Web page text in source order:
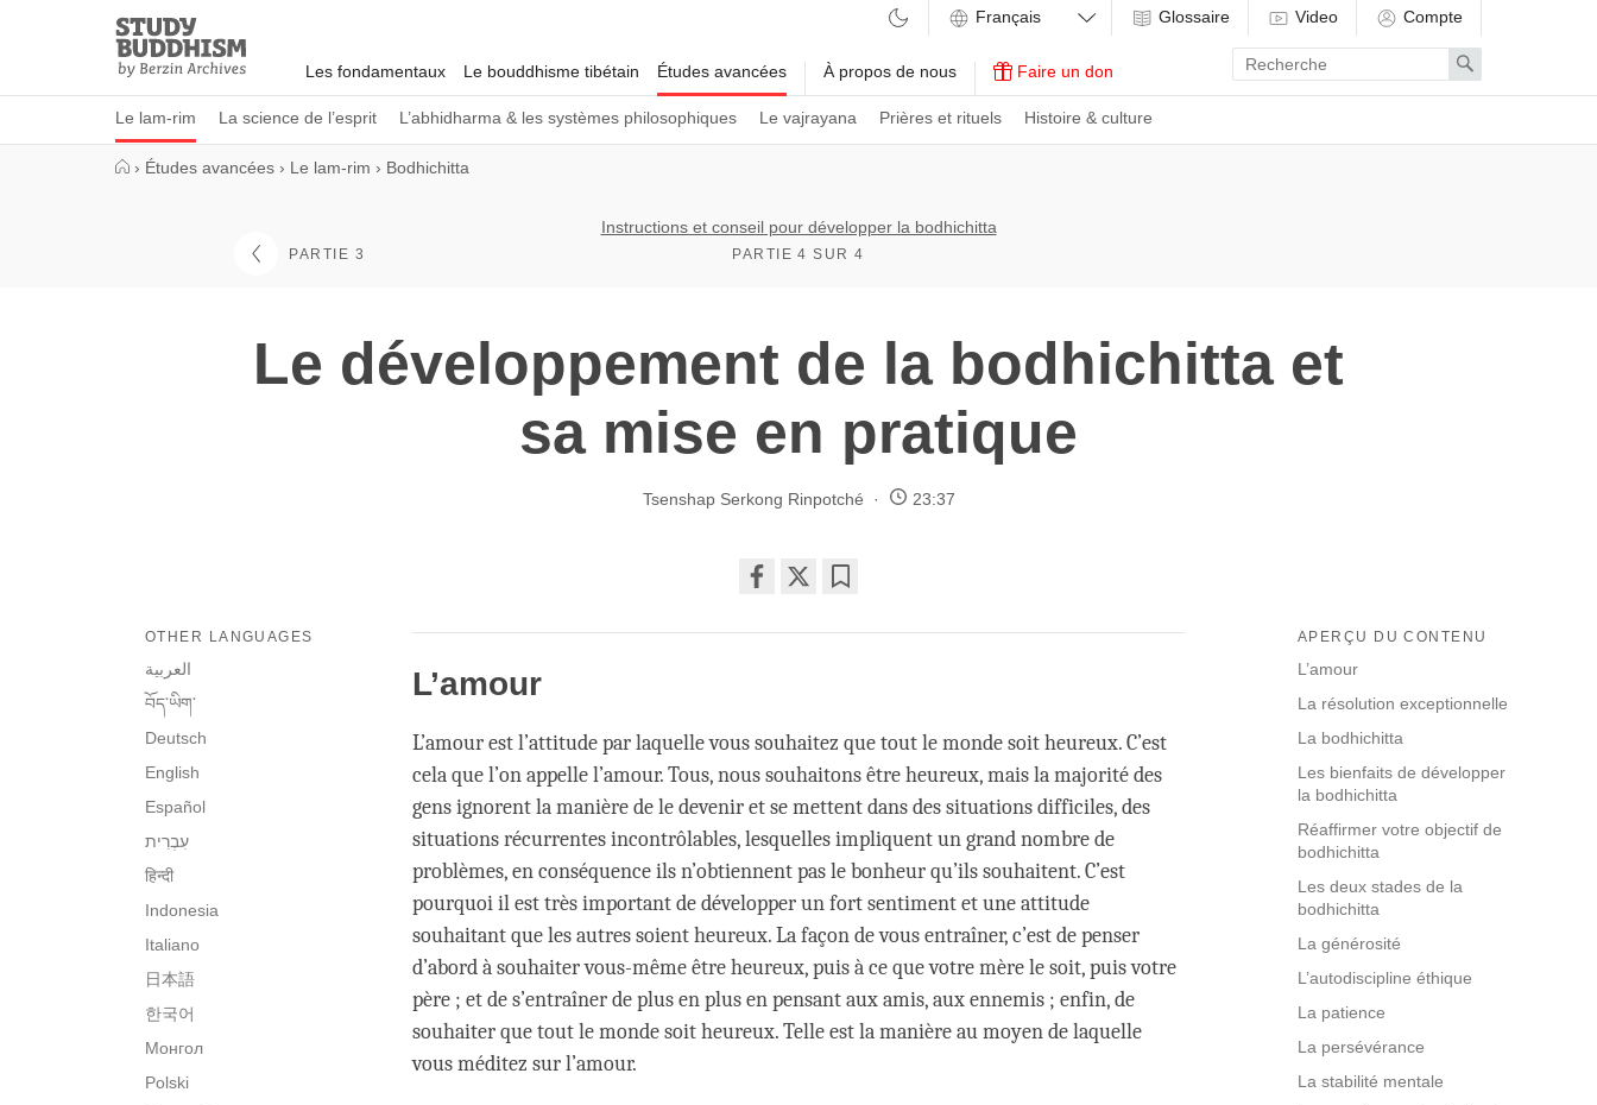
Study
Buddhism
Home
Les fondamentaux Le bouddhisme tibétain Études avancées
Le lam-rim La science de l’esprit L’abhidharma & les systèmes philosophiques Le vajrayana Prières et rituels Histoire & culture
À propos de nous Faire un don
Glossaire Video Compte
Enter
search
term
Search
› Études avancées › Le lam-rim › Bodhichitta
PARTIE 3
Instructions et conseil pour développer la bodhichitta
PARTIE 4 SUR 4
Le développement de la bodhichitta et
sa mise en pratique
Tsenshap Serkong Rinpotché 23:37
on
APERÇU DU CONTENU
L’amour
La résolution exceptionnelle
La bodhichitta
Les bienfaits de développer
la bodhichitta
Réaffirmer votre objectif de
bodhichitta
Les deux stades de la
bodhichitta
La générosité
L’autodiscipline éthique
La patience
La persévérance
La stabilité mentale
OTHER LANGUAGES
العربية
བོད་ཡིག་
Deutsch
English
Español
हिन्दी
Indonesia
Italiano
日本語
한국어
Монгол
Polski
L’amour
L’amour est l’attitude par laquelle vous souhaitez que tout le monde soit heureux. C’est
cela que l’on appelle l’amour. Tous, nous souhaitons être heureux, mais la majorité des
gens ignorent la manière de le devenir et se mettent dans des situations difficiles, des
situations récurrentes incontrôlables, lesquelles impliquent un grand nombre de
problèmes, en conséquence ils n’obtiennent pas le bonheur qu’ils souhaitent. C’est
pourquoi il est très important de développer un fort sentiment et une attitude
souhaitant que les autres soient heureux. La façon de vous entraîner, c’est de penser
d’abord à souhaiter vous-même être heureux, puis à ce que votre mère le soit, puis votre
père ; et de s’entraîner de plus en plus en pensant aux amis, aux ennemis ; enfin, de
souhaiter que tout le monde soit heureux. Telle est la manière au moyen de laquelle
vous méditez sur l’amour.